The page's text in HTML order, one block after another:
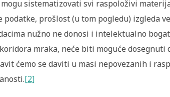
sistematizovati svi raspoloživi
prošlost (u tom pogledu) izgleda
nužno ne donosi i intelektualno
mraka, neće biti moguće dosegnuti
ćemo se daviti u masi nepovezanih i
[2]